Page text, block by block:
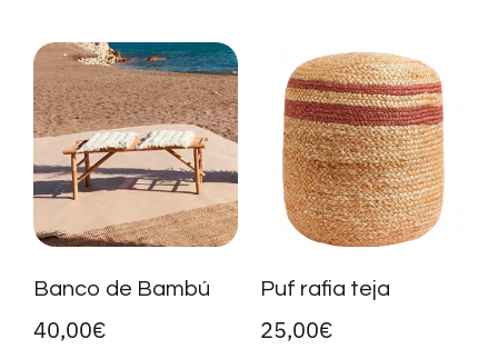
Banco de Bambú
40,00€
Puf rafia teja
25,00€